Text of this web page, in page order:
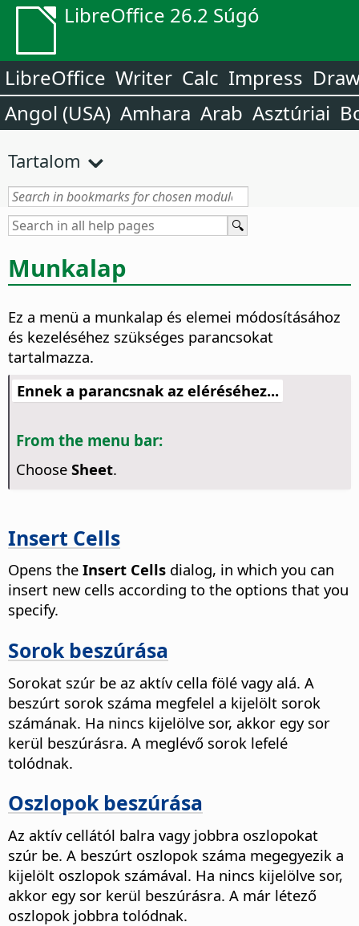
LibreOffice 26.2 Súgó
LibreOffice Writer Calc Impress
Angol (USA) Amhara Arab Asztúriai
Tartalom
Munkalap
Ez a menü a munkalap és elemei módosításához
és kezeléséhez szükséges parancsokat
tartalmazza.
Ennek a parancsnak az eléréséhez...
From the menu bar:
Choose Sheet.
Insert Cells
Opens the Insert Cells dialog, in which you can
insert new cells according to the options that you
specify.
Sorok beszúrása
Sorokat szúr be az aktív cella fölé vagy alá. A
beszúrt sorok száma megfelel a kijelölt sorok
számának. Ha nincs kijelölve sor, akkor egy sor
kerül beszúrásra. A meglévő sorok lefelé
tolódnak.
Oszlopok beszúrása
Az aktív cellától balra vagy jobbra oszlopokat
szúr be. A beszúrt oszlopok száma megegyezik a
kijelölt oszlopok számával. Ha nincs kijelölve sor,
akkor egy sor kerül beszúrásra. A már létező
oszlopok jobbra tolódnak.